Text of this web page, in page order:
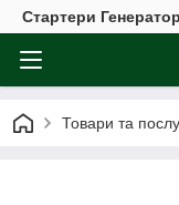
Стартери
Товари та